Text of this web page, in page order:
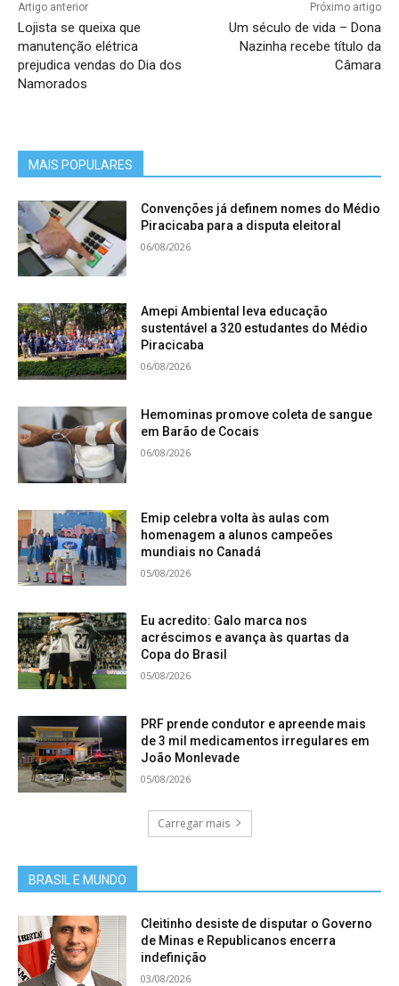
Artigo anterior
Lojista se queixa que
manutenção elétrica
prejudica vendas do Dia dos
Namorados
Próximo artigo
Um século de vida – Dona
Nazinha recebe título da
Câmara
MAIS POPULARES
Convenções já definem nomes do Médio
Piracicaba para a disputa eleitoral
06/08/2026
Amepi Ambiental leva educação
sustentável a 320 estudantes do Médio
Piracicaba
06/08/2026
Hemominas promove coleta de sangue
em Barão de Cocais
06/08/2026
Emip celebra volta às aulas com
homenagem a alunos campeões
mundiais no Canadá
05/08/2026
Eu acredito: Galo marca nos
acréscimos e avança às quartas da
Copa do Brasil
05/08/2026
PRF prende condutor e apreende mais
de 3 mil medicamentos irregulares em
João Monlevade
05/08/2026
Carregar mais
BRASIL E MUNDO
Cleitinho desiste de disputar o Governo
de Minas e Republicanos encerra
indefinição
03/08/2026